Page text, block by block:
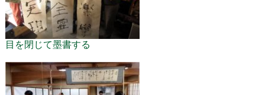
目を閉じて墨書する